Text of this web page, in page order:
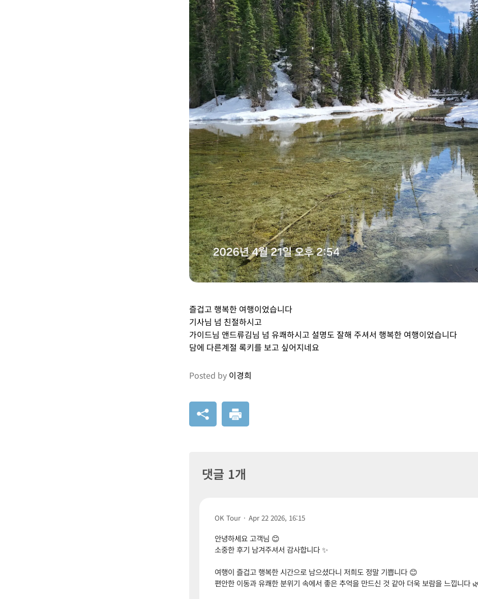
즐겁고 행복한 여행이었습니다
기사님 넘 친절하시고
가이드님 앤드류김님 넘 유쾌하시고 설명도 잘해 주셔서 행복한 여행이었습니다
담에 다른계절 록키를 보고 싶어지네요
Posted by 이경희
댓글 1개
OK Tour · Apr 22 2026, 16:15
안녕하세요 고객님 😊
소중한 후기 남겨주셔서 감사합니다 ✨
여행이 즐겁고 행복한 시간으로 남으셨다니 저희도 정말 기쁩니다 😊
편안한 이동과 유쾌한 분위기 속에서 좋은 추억을 만드신 것 같아 더욱 보람을 느낍니다